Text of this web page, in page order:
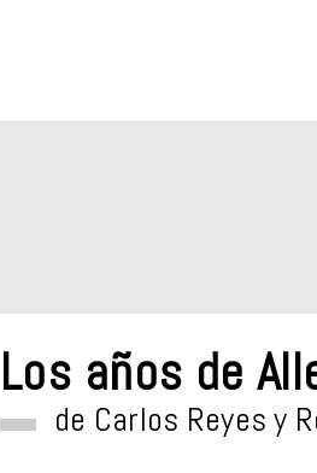
Los años de
de Carlos Reyes y